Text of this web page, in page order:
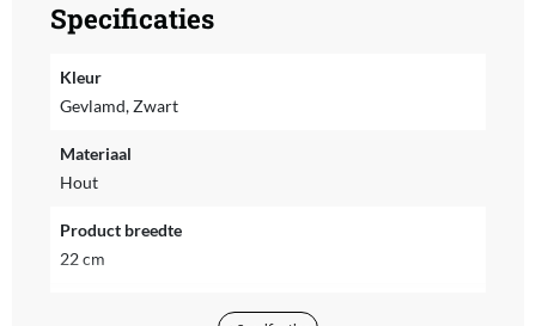
Specificaties
Kleur
Gevlamd, Zwart
Materiaal
Hout
Product breedte
22 cm